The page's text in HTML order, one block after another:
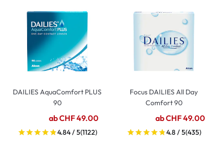
DAILIES AquaComfort PLUS
90
ab CHF 49.00
4.84 / 5(1122)
Focus DAILIES All Day
Comfort 90
ab CHF 49.00
4.8 / 5(435)